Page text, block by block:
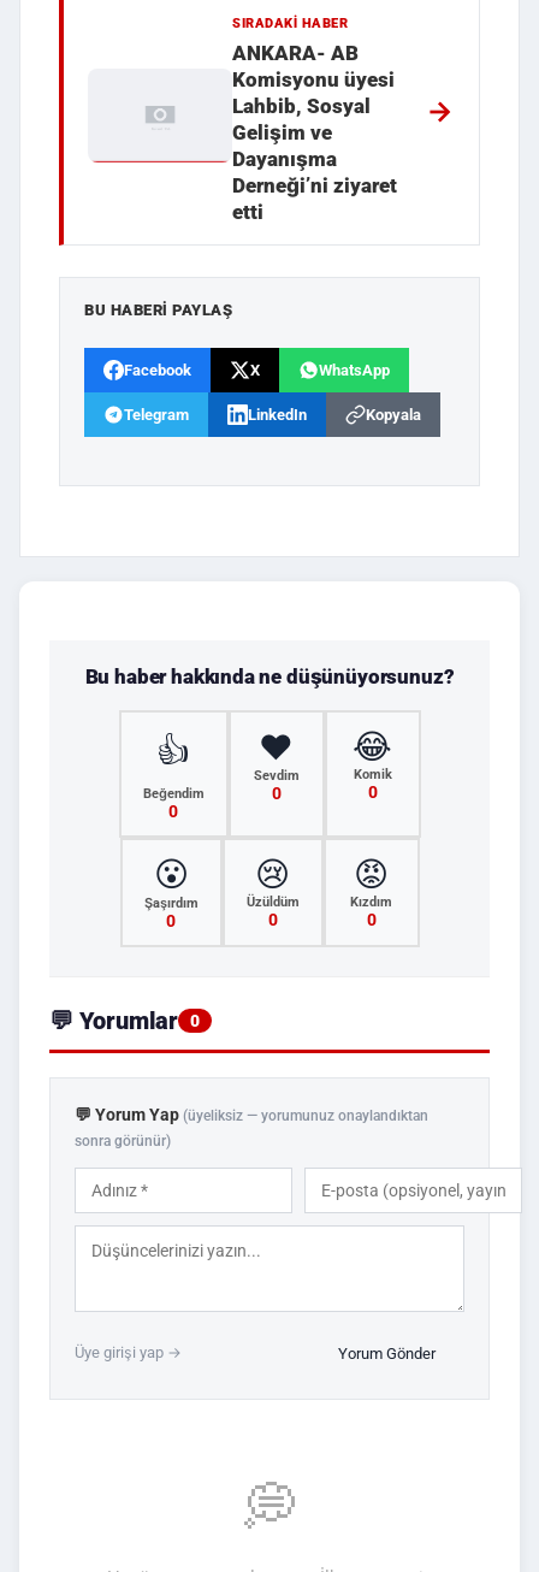
SIRADAKI HABER
ANKARA- AB
Komisyonu üyesi
Lahbib, Sosyal
Gelişim ve
Dayanışma
Derneği’ni ziyaret
etti
BU HABERI PAYLAŞ
Facebook X WhatsApp
Telegram LinkedIn Kopyala
Bu haber hakkında ne düşünüyorsunuz?
👍
Beğendim
0
❤️
Sevdim
0
😂
Komik
0
😮
Şaşırdım
0
😢
Üzüldüm
0
😡
Kızdım
0
💬 Yorumlar 0
💬 Yorum Yap (üyeliksiz — yorumunuz onaylandıktan
sonra görünür)
Üye girişi yap → Yorum Gönder
💭